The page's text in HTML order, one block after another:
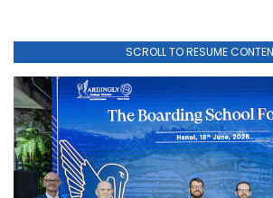
SCROLL TO RESUME